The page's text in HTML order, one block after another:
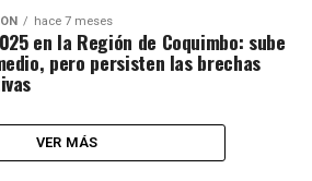
hace 7 meses
en la Región de Coquimbo: sube
pero persisten las brechas
VER MÁS